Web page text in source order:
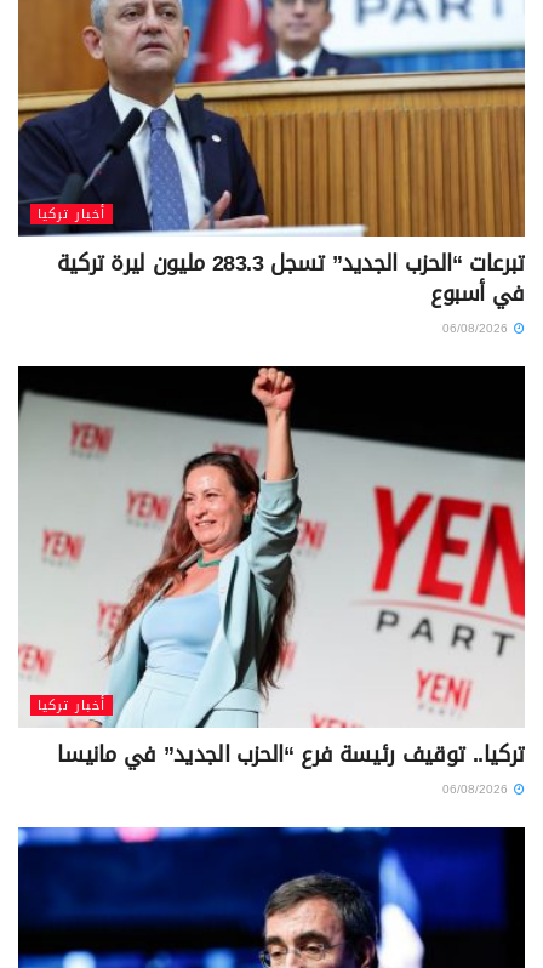
أخبار تركيا
تبرعات “الحزب الجديد” تسجل 283.3 مليون ليرة تركية
في أسبوع
أخبار تركيا
تركيا.. توقيف رئيسة فرع “الحزب الجديد” في مانيسا